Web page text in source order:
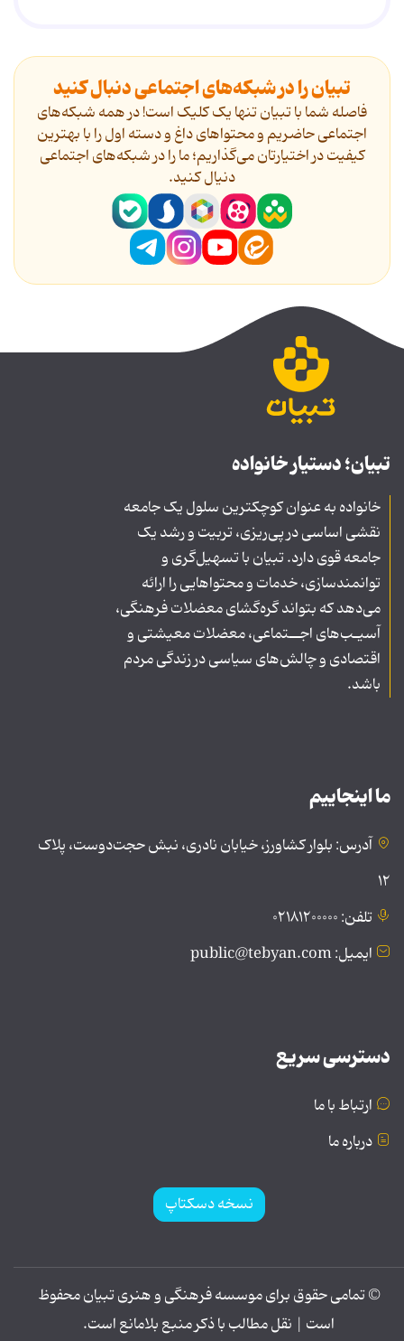
تبیان را در شبکه‌های اجتماعی دنبال کنید
فاصله شما با تبیان تنها یک کلیک است! در همه شبکه‌های
اجتماعی حاضریم و محتواهای داغ و دسته اول را با بهترین
کیفیت در اختیارتان می‌گذاریم؛ ما را در شبکه‌های اجتماعی
دنیال کنید.
تبیان؛ دستیار خانواده
خانواده به عنوان کوچکترین سلول یک جامعه
نقشی اساسی در پی‌ریزی، تربیت و رشد یک
جامعه قوی دارد. تبیان با تسهیل‌گری و
توانمندسازی، خدمات و محتواهایی را ارائه
می‌دهد که بتواند گره‌گشای معضلات فرهنگی،
آسیـب‌های اجــتماعی، معضلات معیشتی و
اقتصادی و چالش‌های سیاسی در زندگی مردم
باشد.
ما اینجاییم
آدرس: بلوار کشاورز، خیابان نادری، نبش حجت‌دوست، پلاک
۱۲
تلفن: ۰۲۱۸۱۲۰۰۰۰۰
ایمیل: public@tebyan.com
دسترسی سریع
ارتباط با ما
درباره ما
نسخه دسکتاپ
© تمامی حقوق برای موسسه فرهنگی و هنری تبیان محفوظ
است | نقل مطالب با ذکر منبع بلامانع است.